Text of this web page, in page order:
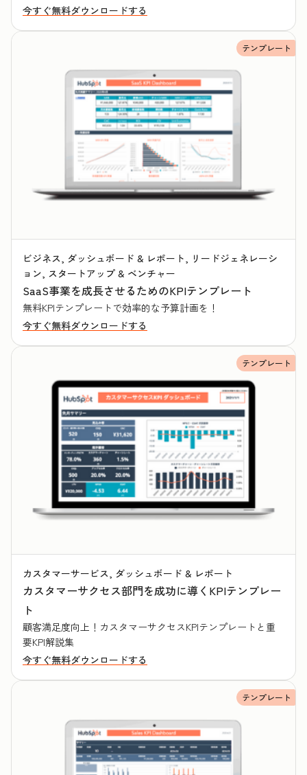
今すぐ無料ダウンロードする
テンプレート
ビジネス, ダッシュボード & レポート, リードジェネレーシ
ョン, スタートアップ & ベンチャー
SaaS事業を成長させるためのKPIテンプレート
無料KPIテンプレートで効率的な予算計画を！
今すぐ無料ダウンロードする
テンプレート
カスタマーサービス, ダッシュボード & レポート
カスタマーサクセス部門を成功に導くKPIテンプレー
ト
顧客満足度向上！カスタマーサクセスKPIテンプレートと重
要KPI解説集
今すぐ無料ダウンロードする
テンプレート